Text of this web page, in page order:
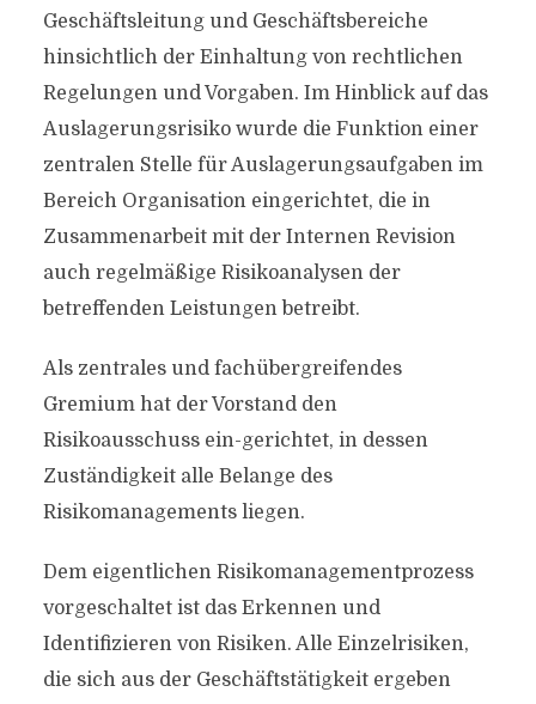
Geschäftsleitung und Geschäftsbereiche
hinsichtlich der Einhaltung von rechtlichen
Regelungen und Vorgaben. Im Hinblick auf das
Auslagerungsrisiko wurde die Funktion einer
zentralen Stelle für Auslagerungsaufgaben im
Bereich Organisation eingerichtet, die in
Zusammenarbeit mit der Internen Revision
auch regelmäßige Risikoanalysen der
betreffenden Leistungen betreibt.
Als zentrales und fachübergreifendes
Gremium hat der Vorstand den
Risikoausschuss ein-gerichtet, in dessen
Zuständigkeit alle Belange des
Risikomanagements liegen.
Dem eigentlichen Risikomanagementprozess
vorgeschaltet ist das Erkennen und
Identifizieren von Risiken. Alle Einzelrisiken,
die sich aus der Geschäftstätigkeit ergeben